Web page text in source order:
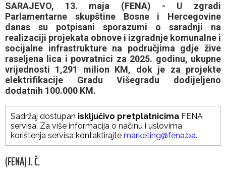
SARAJEVO, 13. maja (FENA) - U zgradi
Parlamentarne skupštine Bosne i Hercegovine
danas su potpisani sporazumi o saradnji na
realizaciji projekata obnove i izgradnje komunalne i
socijalne infrastrukture na područjima gdje žive
raseljena lica i povratnici za 2025. godinu, ukupne
vrijednosti 1,291 milion KM, dok je za projekte
elektrifikacije Gradu Višegradu dodijeljeno
dodatnih 100.000 KM.
Sadržaj dostupan isključivo pretplatnicima FENA
servisa. Za više informacija o načinu i uslovima
korištenja servisa kontaktirajte marketing@fena.ba.
(FENA) J. Č.